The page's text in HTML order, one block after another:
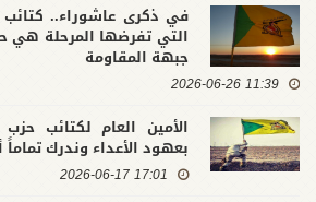
في ذكرى عاشوراء.. كتائب
التي تفرضها المرحلة هي
جبهة المقاومة
11:39 2026-06-26
الأمين العام لكتائب
بعهود الأعداء وندرك
17:01 2026-06-17